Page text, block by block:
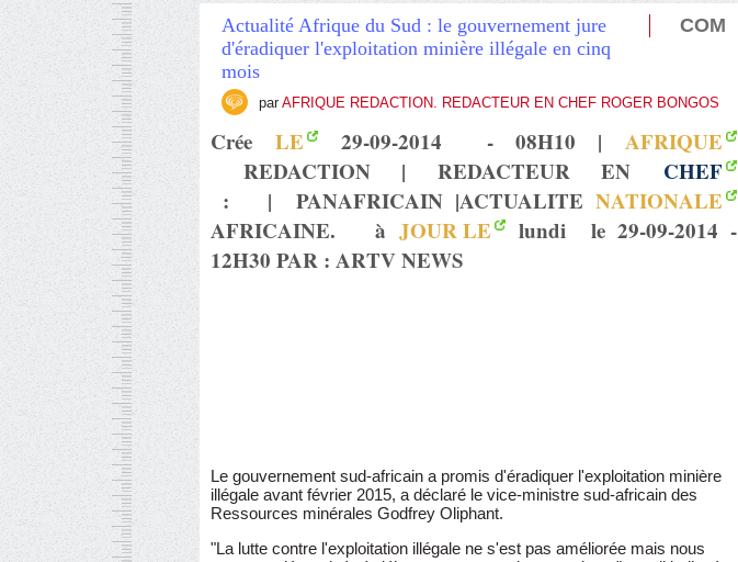
Actualité Afrique du Sud : le gouvernement jure
d'éradiquer l'exploitation minière illégale en cinq
mois
COM
par AFRIQUE REDACTION. REDACTEUR EN CHEF ROGER BONGOS
Crée LE 29-09-2014 - 08H10 | AFRIQUE
REDACTION | REDACTEUR EN CHEF
:
| PANAFRICAIN |ACTUALITE NATIONALE
AFRICAINE. à JOUR LE
lundi le 29-09-2014 -
12H30 PAR : ARTV NEWS
Le gouvernement sud-africain a promis d'éradiquer l'exploitation minière
illégale avant février 2015, a déclaré le vice-ministre sud-africain des
Ressources minérales Godfrey Oliphant.
"La lutte contre l'exploitation illégale ne s'est pas améliorée mais nous